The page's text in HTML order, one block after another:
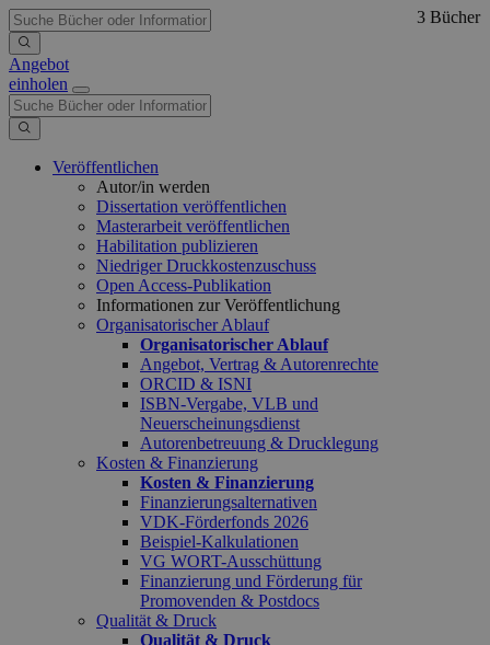
Angebot
einholen
Veröffentlichen
Autor/in werden
Dissertation veröffentlichen
Masterarbeit veröffentlichen
Habilitation publizieren
Niedriger Druckkostenzuschuss
Open Access-Publikation
Informationen zur Veröffentlichung
Organisatorischer Ablauf
Organisatorischer Ablauf
Angebot, Vertrag & Autorenrechte
ORCID & ISNI
ISBN-Vergabe, VLB und
Neuerscheinungsdienst
Autorenbetreuung & Drucklegung
Kosten & Finanzierung
Kosten & Finanzierung
Finanzierungsalternativen
VDK-Förderfonds 2026
Beispiel-Kalkulationen
VG WORT-Ausschüttung
Finanzierung und Förderung für
Promovenden & Postdocs
Qualität & Druck
Qualität & Druck
3 Bücher